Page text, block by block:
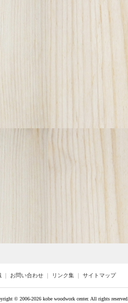
｜ お問い合わせ ｜ リンク集 ｜ サイトマップ
© 2006-2026 kobe woodwork center. All rights reserved.